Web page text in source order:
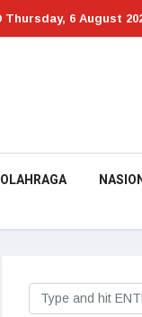
Thursday, 6 August
OLAHRAGA